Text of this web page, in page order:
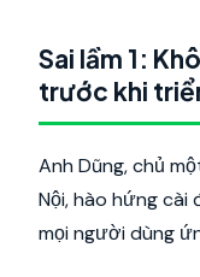
Sai lầm 1:
trước khi
Anh Dũng, chủ
Nội, hào hứng cài
mọi người dùng